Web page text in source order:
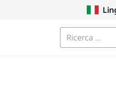
Ricerca ...